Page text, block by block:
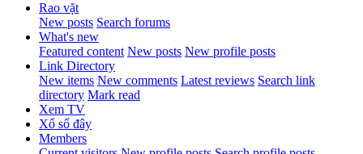
Rao vặt
New posts Search forums
What's new
Featured content New posts New profile posts
Link Directory
New items New comments Latest reviews Search link
directory Mark read
Xem TV
Xổ số đây
Members